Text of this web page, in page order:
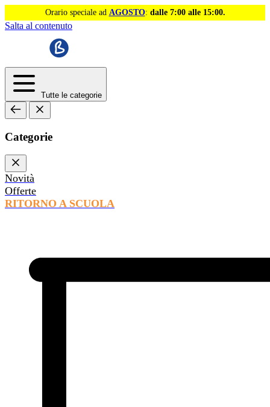
Orario speciale ad AGOSTO: dalle 7:00 alle 15:00.
Salta al contenuto
Tutte le categorie
Categorie
Novità
Offerte
RITORNO A SCUOLA